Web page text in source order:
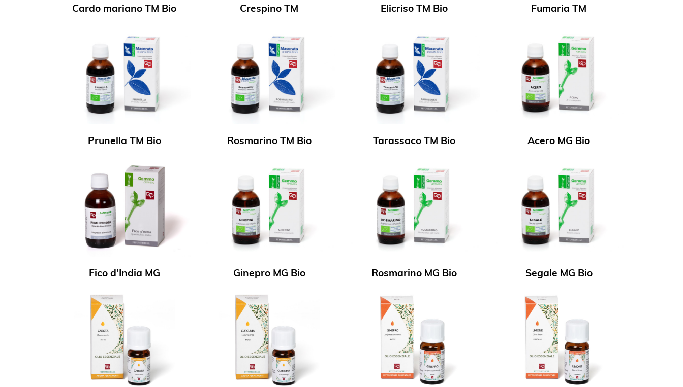
Cardo mariano TM Bio Crespino TM Elicriso TM Bio Fumaria TM
Prunella TM Bio Rosmarino TM Bio Tarassaco TM Bio Acero MG Bio
Fico d’India MG Ginepro MG Bio Rosmarino MG Bio Segale MG Bio